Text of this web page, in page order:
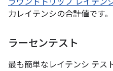
ラウンドトリップ レイテン
力レイテンシの合計値です。
ラーセンテスト
最も簡単なレイテンシ テス